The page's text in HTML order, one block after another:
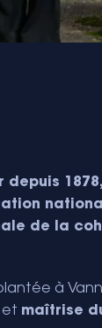
de la
à
et maîtrise